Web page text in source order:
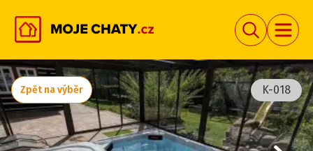
Zpět na výběr K-018